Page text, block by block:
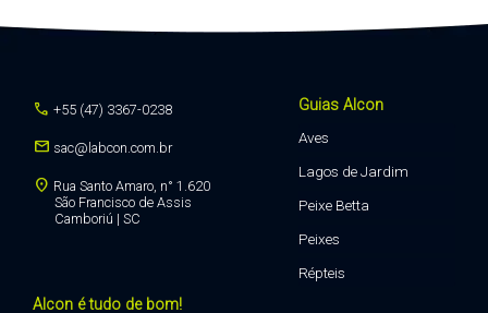
call +55 (47) 3367-0238
mail sac@labcon.com.br
location_on Rua Santo Amaro, n° 1.620
São Francisco de Assis
Camboriú | SC
Alcon é tudo de bom!
Guias Alcon
Aves
Lagos de Jardim
Peixe Betta
Peixes
Répteis